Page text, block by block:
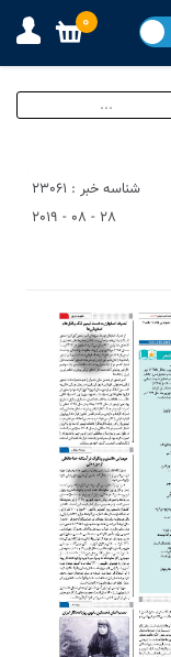
شناسه خبر : 23061
28 - 08 - 2019
6
7
0